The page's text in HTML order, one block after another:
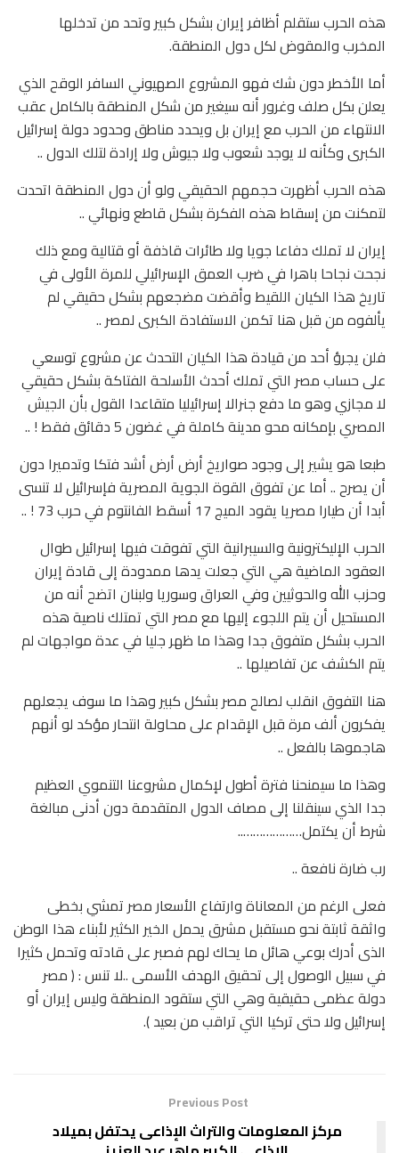
هذه الحرب ستقلم أظافر إيران بشكل كبير وتحد من تدخلها
المخرب والمقوض لكل دول المنطقة.
أما الأخطر دون شك فهو المشروع الصهيوني السافر الوقح الذي
يعلن بكل صلف وغرور أنه سيغير من شكل المنطقة بالكامل عقب
الانتهاء من الحرب مع إيران بل ويحدد مناطق وحدود دولة إسرائيل
الكبرى وكأنه لا يوجد شعوب ولا جيوش ولا إرادة لتلك الدول ..
هذه الحرب أظهرت حجمهم الحقيقي ولو أن دول المنطقة اتحدت
لتمكنت من إسقاط هذه الفكرة بشكل قاطع ونهائي ..
إيران لا تملك دفاعا جويا ولا طائرات قاذفة أو قتالية ومع ذلك
نجحت نجاحا باهرا في ضرب العمق الإسرائيلي للمرة الأولى في
تاريخ هذا الكيان اللقيط وأقضت مضجعهم بشكل حقيقي لم
يألفوه من قبل هنا تكمن الاستفادة الكبرى لمصر ..
فلن يجرؤ أحد من قيادة هذا الكيان التحدث عن مشروع توسعي
على حساب مصر التي تملك أحدث الأسلحة الفتاكة بشكل حقيقي
لا مجازي وهو ما دفع جنرالا إسرائيليا متقاعدا القول بأن الجيش
المصري بإمكانه محو مدينة كاملة في غضون 5 دقائق فقط ! ..
طبعا هو يشير إلى وجود صواريخ أرض أرض أشد فتكا وتدميرا دون
أن يصرح .. أما عن تفوق القوة الجوية المصرية فإسرائيل لا تنسى
أبدا أن طيارا مصريا يقود الميج 17 أسقط الفانتوم في حرب 73 ! ..
الحرب الإليكترونية والسيبرانية التي تفوقت فيها إسرائيل طوال
العقود الماضية هي التي جعلت يدها ممدودة إلى قادة إيران
وحزب الله والحوثيين وفي العراق وسوريا ولبنان اتضح أنه من
المستحيل أن يتم اللجوء إليها مع مصر التي تمتلك ناصية هذه
الحرب بشكل متفوق جدا وهذا ما ظهر جليا في عدة مواجهات لم
يتم الكشف عن تفاصيلها ..
هنا التفوق انقلب لصالح مصر بشكل كبير وهذا ما سوف يجعلهم
يفكرون ألف مرة قبل الإقدام على محاولة انتحار مؤكد لو أنهم
هاجموها بالفعل ..
وهذا ما سيمنحنا فترة أطول لإكمال مشروعنا التنموي العظيم
جدا الذي سينقلنا إلى مصاف الدول المتقدمة دون أدنى مبالغة
شرط أن يكتمل………………..
رب ضارة نافعة ..
فعلى الرغم من المعاناة وارتفاع الأسعار مصر تمشي بخطى
واثقة ثابتة نحو مستقبل مشرق يحمل الخير الكثير لأبناء هذا الوطن
الذى أدرك بوعي هائل ما يحاك لهم فصبر على قادته وتحمل كثيرا
في سبيل الوصول إلى تحقيق الهدف الأسمى ..لا تنس : ( مصر
دولة عظمى حقيقية وهي التي ستقود المنطقة وليس إيران أو
إسرائيل ولا حتى تركيا التي تراقب من بعيد ).
Previous Post
مركز المعلومات والتراث الإذاعى يحتفل بميلاد